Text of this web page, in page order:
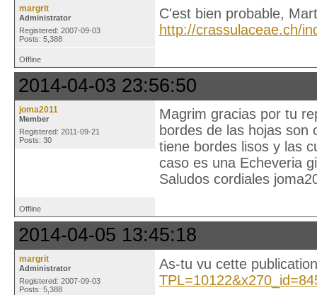
margrit
Administrator
Registered: 2007-09-03
Posts: 5,388
C'est bien probable,
http://crassulaceae.ch/
Offline
2014-04-03 23:56:50
joma2011
Member
Registered: 2011-09-21
Posts: 30
Magrim gracias por tu
bordes de las hojas son
tiene bordes lisos y las
caso es una Echeveria
Saludos cordiales
Offline
2014-04-05 13:45:18
margrit
Administrator
Registered: 2007-09-03
Posts: 5,388
As-tu vu cette